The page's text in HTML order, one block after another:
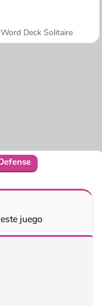
Word Deck Solitaire
juego